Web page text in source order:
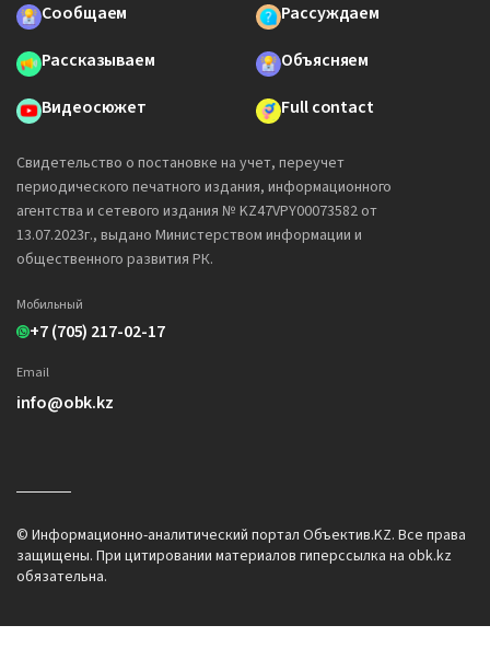
Сообщаем
Рассуждаем
Рассказываем
Объясняем
Видеосюжет
Full contact
Свидетельство о постановке на учет, переучет
периодического печатного издания, информационного
агентства и сетевого издания № KZ47VPY00073582 от
13.07.2023г., выдано Министерством информации и
общественного развития РК.
Мобильный
+7 (705) 217-02-17
Email
info@obk.kz
© Информационно-аналитический портал Объектив.KZ. Все права
защищены. При цитировании материалов гиперссылка на obk.kz
обязательна.